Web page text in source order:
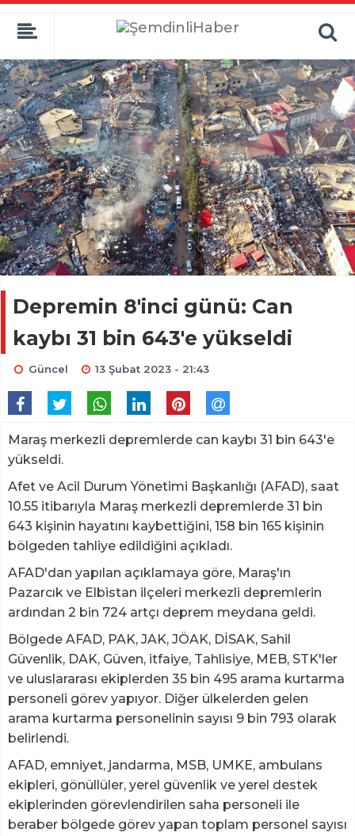
Depremin 8'inci günü: Can
kaybı 31 bin 643'e yükseldi
Güncel 13 Şubat 2023 - 21:43
Maraş merkezli depremlerde can kaybı 31 bin 643'e
yükseldi.
Afet ve Acil Durum Yönetimi Başkanlığı (AFAD), saat
10.55 itibarıyla Maraş merkezli depremlerde 31 bin
643 kişinin hayatını kaybettiğini, 158 bin 165 kişinin
bölgeden tahliye edildiğini açıkladı.
AFAD'dan yapılan açıklamaya göre, Maraş'ın
Pazarcık ve Elbistan ilçeleri merkezli depremlerin
ardından 2 bin 724 artçı deprem meydana geldi.
Bölgede AFAD, PAK, JAK, JÖAK, DİSAK, Sahil
Güvenlik, DAK, Güven, itfaiye, Tahlisiye, MEB, STK'ler
ve uluslararası ekiplerden 35 bin 495 arama kurtarma
personeli görev yapıyor. Diğer ülkelerden gelen
arama kurtarma personelinin sayısı 9 bin 793 olarak
belirlendi.
AFAD, emniyet, jandarma, MSB, UMKE, ambulans
ekipleri, gönüllüler, yerel güvenlik ve yerel destek
ekiplerinden görevlendirilen saha personeli ile
beraber bölgede görev yapan toplam personel sayısı